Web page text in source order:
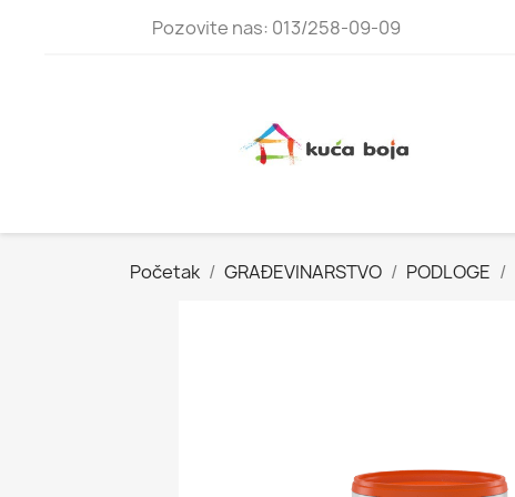
Pozovite nas: 013/258-09-09
Početak GRAĐEVINARSTVO PODLOGE